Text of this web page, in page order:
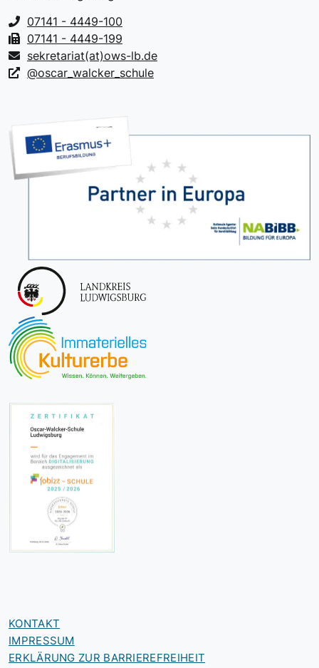
07141 - 4449-100
07141 - 4449-199
sekretariat(at)ows-lb.de
@oscar_walcker_schule
KONTAKT
IMPRESSUM
ERKLÄRUNG ZUR BARRIEREFREIHEIT